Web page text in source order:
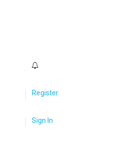
Register
Sign In